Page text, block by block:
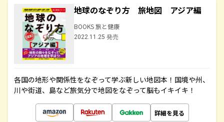
地球のなぞり方 旅地図 アジア編
BOOKS 旅と健康
2022.11.25 発売
各国の地形や関係性をなぞって学ぶ新しい地図本！国境や州、
川や街道、島など旅気分で地図をなぞって脳もイキイキ！
詳細を見る